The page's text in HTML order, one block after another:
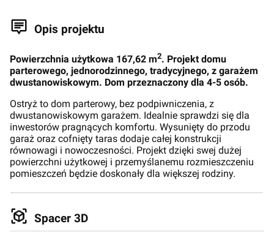
Opis projektu
Powierzchnia użytkowa 167,62 m2. Projekt domu
parterowego, jednorodzinnego, tradycyjnego, z garażem
dwustanowiskowym. Dom przeznaczony dla 4-5 osób.
Ostryż to dom parterowy, bez podpiwniczenia, z
dwustanowiskowym garażem. Idealnie sprawdzi się dla
inwestorów pragnących komfortu. Wysunięty do przodu
garaż oraz cofnięty taras dodaje całej konstrukcji
równowagi i nowoczesności. Projekt dzięki swej dużej
powierzchni użytkowej i przemyślanemu rozmieszczeniu
pomieszczeń będzie doskonały dla większej rodziny.
Spacer 3D